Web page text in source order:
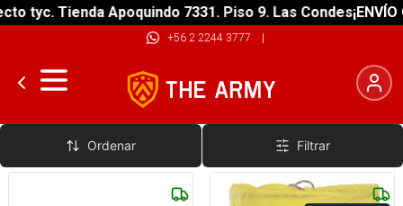
tyc. Tienda Apoquindo 7331. Piso 9. Las Condes¡ENVÍO
+56 2 2244 3777 |
Higiene
Ordenar Filtrar